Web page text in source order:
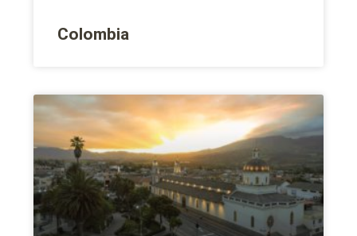
Colombia